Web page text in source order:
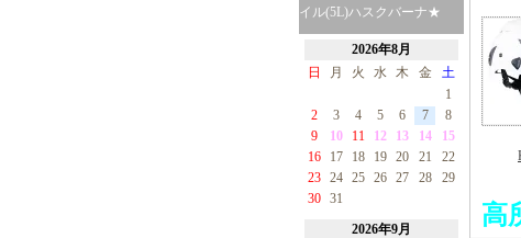
イル(5L)ハスクバーナ★
2026年8月
日
月 火 水 木 金
土
1
2
3 4 5 6 7
8
9
10 11 12 13 14
15
16
17 18 19 20 21
22
23 24 25 26 27 28
29
30 31
2026年9月
高